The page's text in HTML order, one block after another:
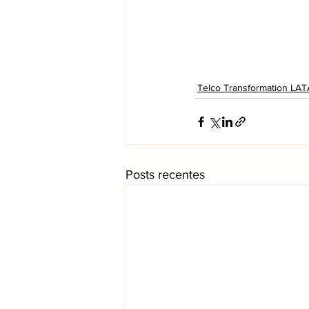
Telco Transformation
Posts recentes